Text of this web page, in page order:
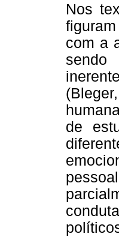
Nos
com a
de